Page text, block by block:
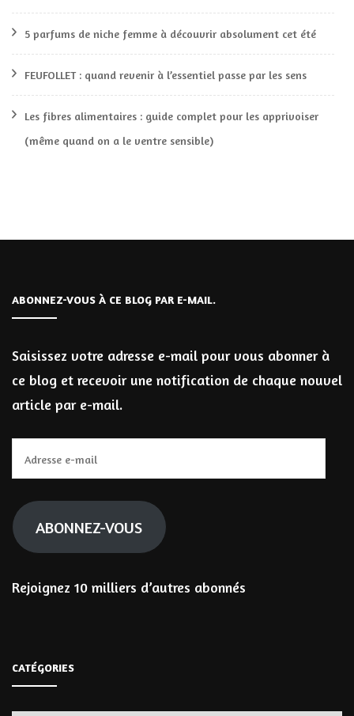
5 parfums de niche femme à découvrir absolument cet été
FEUFOLLET : quand revenir à l’essentiel passe par les sens
Les fibres alimentaires : guide complet pour les apprivoiser
(même quand on a le ventre sensible)
ABONNEZ-VOUS À CE BLOG PAR E-MAIL.
Saisissez votre adresse e-mail pour vous abonner à
ce blog et recevoir une notification de chaque nouvel
article par e-mail.
e-
mail
ABONNEZ-VOUS
Rejoignez 10 milliers d’autres abonnés
CATÉGORIES